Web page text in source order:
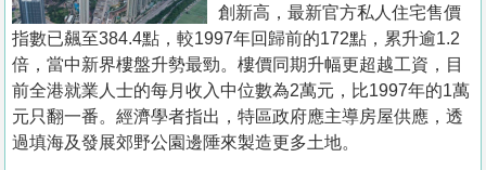
手
冊
關
於
我
創新高，最新官方私人住宅售價
指數已飆至384.4點，較1997年回歸前的172點，累升逾1.2
倍，當中新界樓盤升勢最勁。樓價同期升幅更超越工資，目
前全港就業人士的每月收入中位數為2萬元，比1997年的1萬
元只翻一番。經濟學者指出，特區政府應主導房屋供應，透
過填海及發展郊野公園邊陲來製造更多土地。